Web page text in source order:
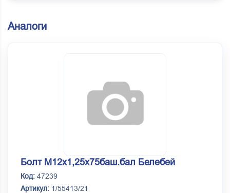
Аналоги
Болт М12х1,25x75баш.бал Белебей
Код: 47239
Артикул: 1/55413/21